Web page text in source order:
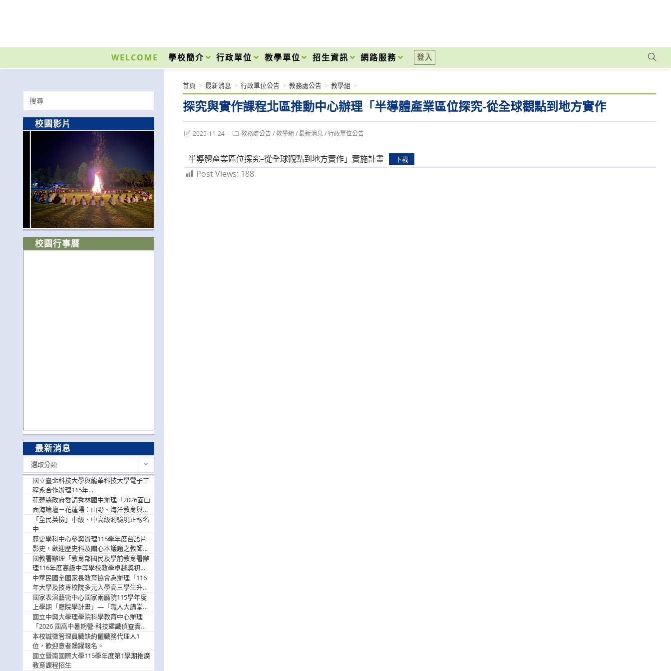
內
WELCOME 學校簡介 行政單位 教學單位 招生資訊 網路服務 登入
探究與實作課程北區推動中心辦理「半導體產業區位探究-從全球觀點到地方實作
首頁 > 最新消息 > 行政單位公告 > 教務處公告 > 教學組 >
Post2025-11-24
Post教務處公告 / 教學組 / 最新消息 / 行政單位公告
半導體產業區位探究–從全球觀點到地方實作」實施計畫 下載
Post Views: 188
Search
for:
校園影片
校園行事曆
最新消息
選取分類
國立臺北科技大學與龍華科技大學電子工
程系合作辦理115年
「115.08.10~08.12「AI賦能應用於智慧半
導體研習營」，歡迎學生踴躍報名參加
花蓮縣政府委請秀林國中辦理「2026面山
面海論壇－花蓮場：山野、海洋教育與戶
外安全實務課程」，歡迎踴躍報名參加
「全民英檢」中級、中高級測驗現正報名
中
歷史學科中心參與辦理115學年度台語片
影史，歡迎歷史科及關心本議題之教師踴
躍報名參加
國教署辦理「教育部國民及學前教育署辦
理116年度高級中等學校教學卓越獎初選
實施計畫」，鼓勵教師踴躍報名
中華民國全國家長教育協會為辦理「116
年大學及技專校院多元入學高三學生升學
輔導家長說明會」
國家表演藝術中心國家兩廳院115學年度
上學期「廳院學計畫」—「職人大講堂」
及「一日體驗課程」，鼓勵踴躍報名參
與。
國立中興大學理學院科學教育中心辦理
「2026 國高中暑期營-科技鑑識偵查實戰
營」活動資訊，鼓勵學生踴躍報名參加。
本校誠徵管理員職缺約僱職務代理人1
位，歡迎意者踴躍報名。
國立暨南國際大學115學年度第1學期推廣
教育課程招生